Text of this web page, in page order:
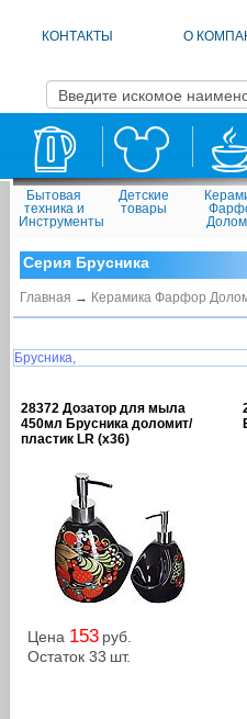
КОНТАКТЫ О
Бытовая
техника и
Инструменты
Детские
товары
Серия Брусника
Главная → Керамика Фарфор
Брусника,
28372 Дозатор для мыла
450мл Брусника доломит/
пластик LR (х36)
Цена 153 руб.
Остаток 33 шт.